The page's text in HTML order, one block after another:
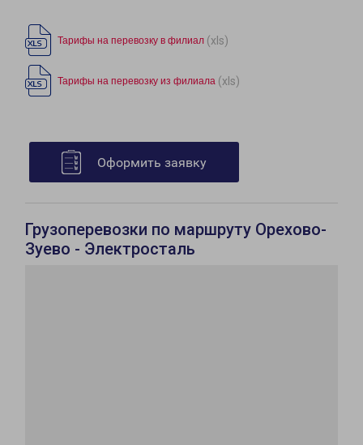
Тарифы на перевозку в филиал (xls)
Тарифы на перевозку из филиала (xls)
Оформить заявку
Грузоперевозки по маршруту Орехово-
Зуево - Электросталь